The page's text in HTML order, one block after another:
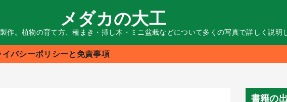
メダカの大工
作。植物の育て方、種まき・挿し木・ミニ盆栽などについて多くの写真で詳しく説明
イバシーポリシーと免責事項
書籍の